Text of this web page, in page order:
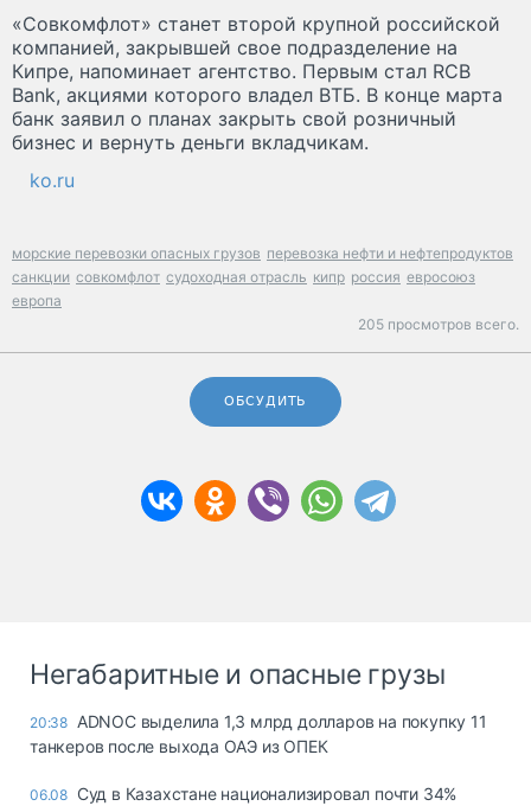
«Совкомфлот» станет второй крупной российской
компанией, закрывшей свое подразделение на
Кипре, напоминает агентство. Первым стал RCB
Bank, акциями которого владел ВТБ. В конце марта
банк заявил о планах закрыть свой розничный
бизнес и вернуть деньги вкладчикам.
ko.ru
морские перевозки опасных грузов перевозка нефти и нефтепродуктов
санкции совкомфлот судоходная отрасль кипр россия евросоюз
европа
205 просмотров всего.
ОБСУДИТЬ
Негабаритные и опасные грузы
20:38 ADNOC выделила 1,3 млрд долларов на покупку 11
танкеров после выхода ОАЭ из ОПЕК
06.08 Суд в Казахстане национализировал почти 34%